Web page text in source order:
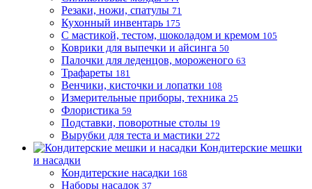
Резаки, ножи, спатулы 71
Кухонный инвентарь 175
С мастикой, тестом, шоколадом и кремом 105
Коврики для выпечки и айсинга 50
Палочки для леденцов, мороженого 63
Трафареты 181
Венчики, кисточки и лопатки 108
Измерительные приборы, техника 25
Флористика 59
Подставки, поворотные столы 19
Вырубки для теста и мастики 272
Кондитерские мешки
и насадки
Кондитерские насадки 168
Наборы насадок 37